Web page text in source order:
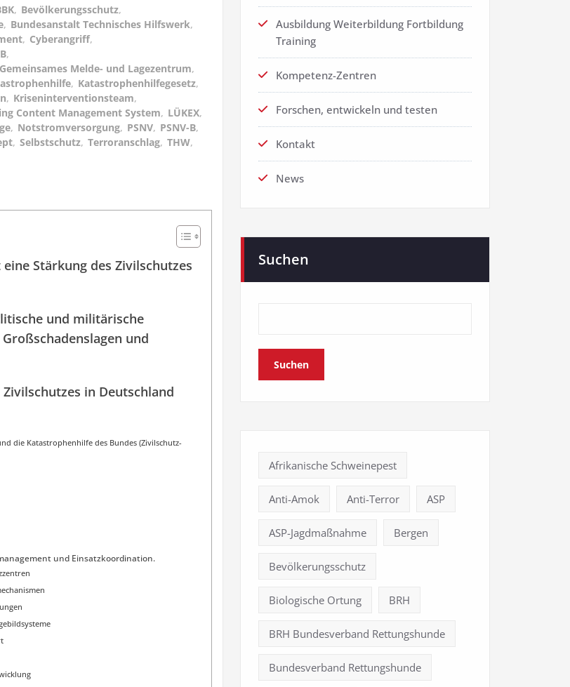
, Bevölkerungsschutz,
, Bundesanstalt Technisches Hilfswerk,
, Cyberangriff,
,
Gemeinsames Melde- und Lagezentrum,
, Katastrophenhilfegesetz,
, Kriseninterventionsteam,
Content Management System, LÜKEX,
, Notstromversorgung, PSNV, PSNV-B,
, Selbstschutz, Terroranschlag, THW,
Stärkung des Zivilschutzes
und militärische
und
in Deutschland
die Katastrophenhilfe des Bundes (Zivilschutz-
und Einsatzkoordination.
Ausbildung Weiterbildung Fortbildung
Training
Kompetenz-Zentren
Forschen, entwickeln und testen
Kontakt
News
Suchen
Suchen
Afrikanische Schweinepest
Anti-Amok Anti-Terror ASP
ASP-Jagdmaßnahme Bergen
Bevölkerungsschutz
Biologische Ortung BRH
BRH Bundesverband Rettungshunde
Bundesverband Rettungshunde